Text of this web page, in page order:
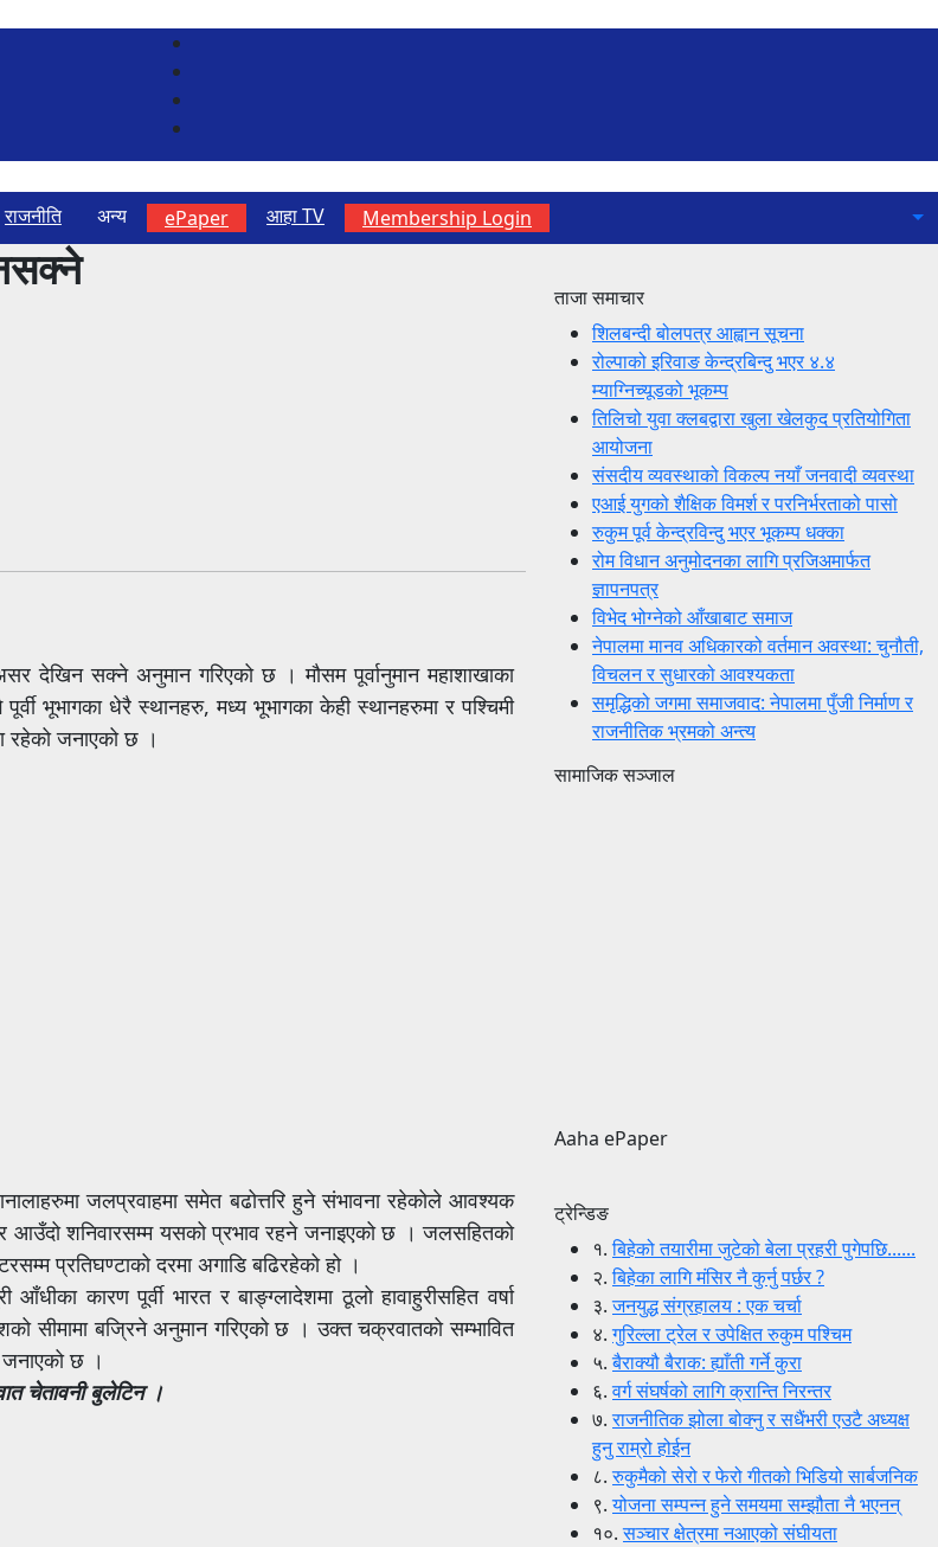
राजनीति अन्य ePaper आहा TV Membership Login
देखिन सक्ने अनुमान गरिएको छ । मौसम पूर्वानुमान महाशाखाका
भूभागका धेरै स्थानहरु, मध्य भूभागका केही स्थानहरुमा र पश्चिमी
रहेको जनाएको छ ।
जलप्रवाहमा समेत बढोत्तरि हुने संभावना रहेकोले आवश्यक
शनिवारसम्म यसको प्रभाव रहने जनाइएको छ । जलसहितको
प्रतिघण्टाको दरमा अगाडि बढिरहेको हो ।
कारण पूर्वी भारत र बाङ्ग्लादेशमा ठूलो हावाहुरीसहित वर्षा
सीमामा बज्रिने अनुमान गरिएको छ । उक्त चक्रवातको सम्भावित
छ ।
चेतावनी बुलेटिन ।
ताजा समाचार
शिलबन्दी बोलपत्र आह्वान सूचना
रोल्पाको इरिवाङ केन्द्रबिन्दु भएर ४.४
म्याग्निच्यूडको भूकम्प
तिलिचो युवा क्लबद्वारा खुला खेलकुद प्रतियोगिता
आयोजना
संसदीय व्यवस्थाको विकल्प नयाँ जनवादी व्यवस्था
एआई युगको शैक्षिक विमर्श र परनिर्भरताको पासो
रुकुम पूर्व केन्द्रविन्दु भएर भूकम्प धक्का
रोम विधान अनुमोदनका लागि प्रजिअमार्फत
ज्ञापनपत्र
विभेद भोग्नेको आँखाबाट समाज
नेपालमा मानव अधिकारको वर्तमान अवस्था: चुनौती,
विचलन र सुधारको आवश्यकता
समृद्धिको जगमा समाजवाद: नेपालमा पुँजी निर्माण र
राजनीतिक भ्रमको अन्त्य
सामाजिक सञ्जाल
Aaha ePaper
ट्रेन्डिङ
१.बिहेको तयारीमा जुटेको बेला प्रहरी पुगेपछि......
२.बिहेका लागि मंसिर नै कुर्नु पर्छर ?
३.जनयुद्ध संग्रहालय : एक चर्चा
४.गुरिल्ला ट्रेल र उपेक्षित रुकुम पश्चिम
५.बैराक्यौ बैराक: ह्याँती गर्ने कुरा
६.वर्ग संघर्षको लागि क्रान्ति निरन्तर
७.राजनीतिक झोला बोक्नु र सधैंभरी एउटै अध्यक्ष
हुनु राम्रो होईन
८.रुकुमैको सेरो र फेरो गीतको भिडियो सार्बजनिक
९.योजना सम्पन्न हुने समयमा सम्झौता नै भएनन्
१०.सञ्चार क्षेत्रमा नआएको संघीयता